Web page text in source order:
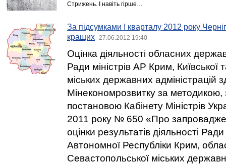
Стрижень. І навіть гірше…
За підсумками І кварталу 2012 року
кращих
27.06.2012 19:40
Оцінка діяльності обласних
Ради міністрів АР Крим, Київської
міських державних адміністрацій
Мінекономрозвитку за
постановою Кабінету Міністрів
2011 року № 650 «Про
оцінки результатів діяльності Ради
Автономної Республіки Крим,
Севастопольської міських